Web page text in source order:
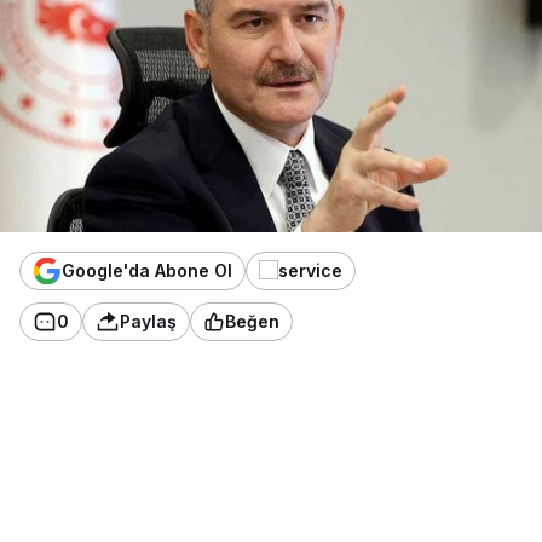
Google'da Abone Ol
0 Paylaş Beğen